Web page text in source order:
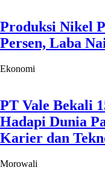
Produksi Nikel
Persen, Laba
Ekonomi
PT Vale Bekali
Hadapi Dunia
Karier dan
Morowali